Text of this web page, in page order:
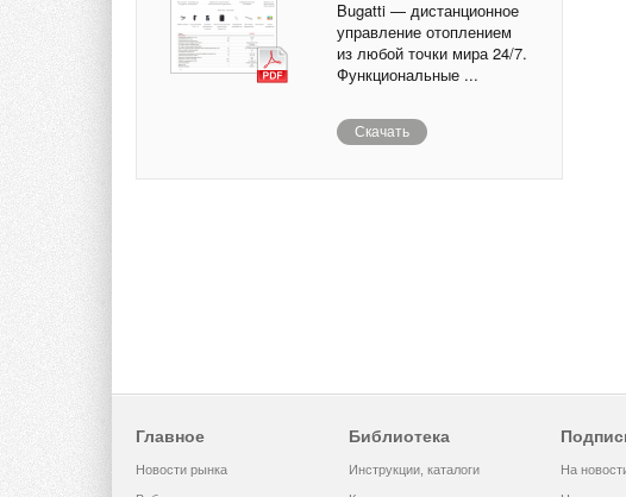
Bugatti — дистанционное
управление отоплением
из любой точки мира 24/7.
Функциональные ...
Скачать
Главное
Новости рынка
Библиотека
Инструкции, каталоги На